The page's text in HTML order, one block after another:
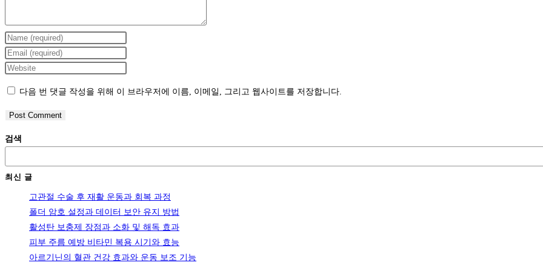
Enter
your
name
username
to
Enter
your
address
to
Enter
website
URL
다음 번 댓글 작성을 위해 이 브라우저에 이름, 이메일, 그리고 웹사이트를 저장합니다.
검색
최신 글
고관절 수술 후 재활 운동과 회복 과정
폴더 암호 설정과 데이터 보안 유지 방법
활성탄 보충제 장점과 소화 및 해독 효과
피부 주름 예방 비타민 복용 시기와 효능
아르기닌의 혈관 건강 효과와 운동 보조 기능